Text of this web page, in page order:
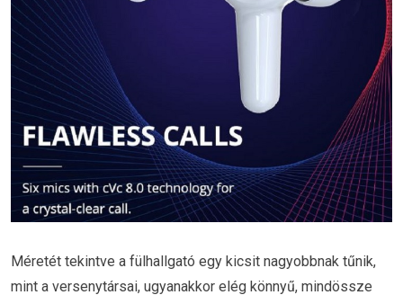
Méretét tekintve a fülhallgató egy kicsit nagyobbnak tűnik,
mint a versenytársai, ugyanakkor elég könnyű, mindössze